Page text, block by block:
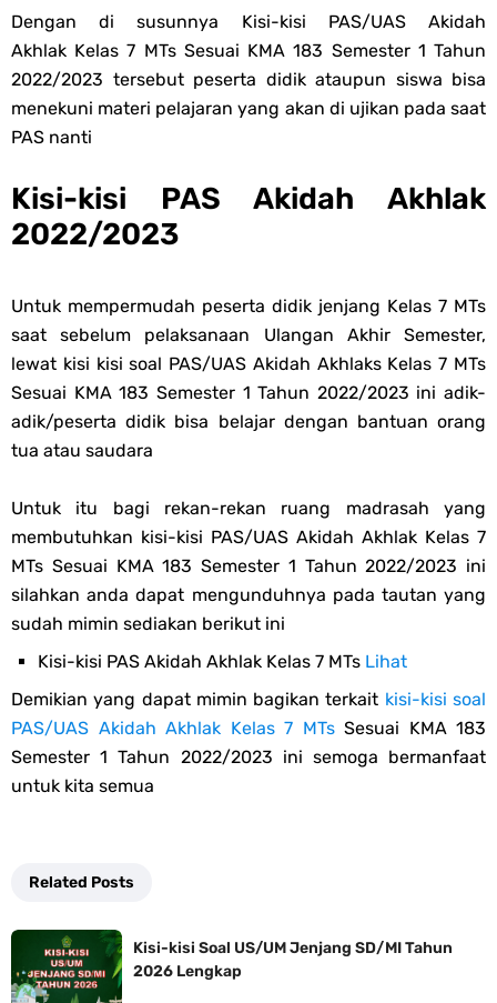
Soal OMI KIMIA Terintegrasi Jenjang MA
Unduh Buku Teks Utama (BTU) Mapel Akidah Akhlak Jenang MI, MTs
Saturday, 8 August
Dengan di susunnya Kisi-kisi PAS/UAS Akidah
Akhlak Kelas 7 MTs Sesuai KMA 183 Semester 1 Tahun
2022/2023 tersebut peserta didik ataupun siswa bisa
menekuni materi pelajaran yang akan di ujikan pada saat
PAS nanti
Kisi-kisi PAS Akidah Akhlak
2022/2023
Untuk mempermudah peserta didik jenjang Kelas 7 MTs
saat sebelum pelaksanaan Ulangan Akhir Semester,
lewat kisi kisi soal PAS/UAS Akidah Akhlaks Kelas 7 MTs
Sesuai KMA 183 Semester 1 Tahun 2022/2023 ini adik-
adik/peserta didik bisa belajar dengan bantuan orang
tua atau saudara
Untuk itu bagi rekan-rekan ruang madrasah yang
membutuhkan kisi-kisi PAS/UAS Akidah Akhlak Kelas 7
MTs Sesuai KMA 183 Semester 1 Tahun 2022/2023 ini
silahkan anda dapat mengunduhnya pada tautan yang
sudah mimin sediakan berikut ini
Kisi-kisi PAS Akidah Akhlak Kelas 7 MTs Lihat
Demikian yang dapat mimin bagikan terkait kisi-kisi soal
PAS/UAS Akidah Akhlak Kelas 7 MTsSesuai KMA 183
Semester 1 Tahun 2022/2023 ini semoga bermanfaat
untuk kita semua
Related Posts
Kisi-kisi Soal US/UM Jenjang SD/MI Tahun
2026 Lengkap